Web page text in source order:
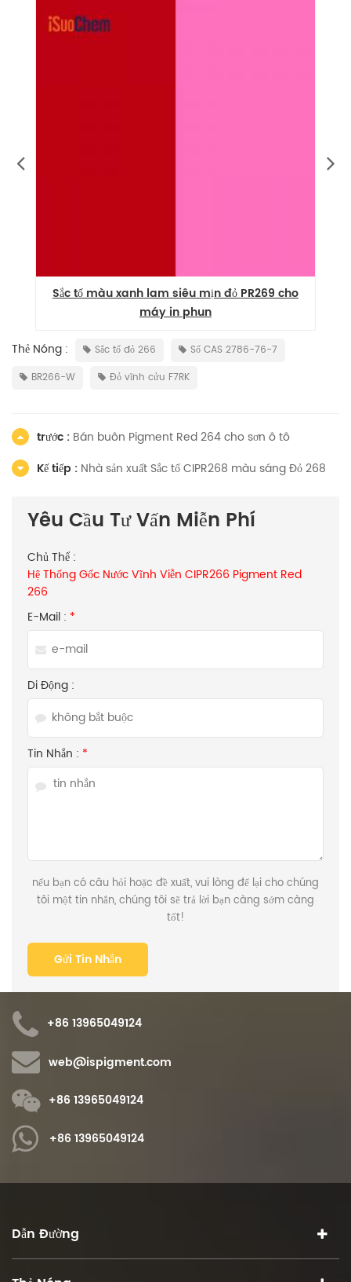
Sắc tố màu xanh lam siêu mịn đỏ PR269 cho
máy in phun
Thẻ Nóng : Sắc tố đỏ 266
Số CAS 2786-76-7
BR266-W
Đỏ vĩnh cửu F7RK
trước : Bán buôn Pigment Red 264 cho sơn ô tô
Kế tiếp : Nhà sản xuất Sắc tố CIPR268 màu sáng Đỏ 268
Yêu Cầu Tư Vấn Miễn Phí
Chủ Thể :
Hệ Thống Gốc Nước Vĩnh Viễn CIPR266 Pigment Red
266
E-Mail : *
Di Động :
Tin Nhắn : *
nếu bạn có câu hỏi hoặc đề xuất, vui lòng để lại cho chúng
tôi một tin nhắn, chúng tôi sẽ trả lời bạn càng sớm càng
tốt!
+86 13965049124
web@ispigment.com
+86 13965049124
+86 13965049124
Dẫn Đường